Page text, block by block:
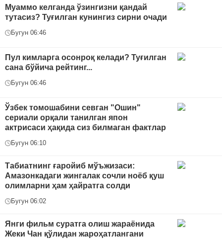
Муаммо келганда ўзингизни қандай
тутасиз? Туғилган кунингиз сирни очади
Бугун 06:46
Пул кимларга осонроқ келади? Туғилган
сана бўйича рейтинг...
Бугун 06:46
Ўзбек томошабини севган "Ошин"
сериали орқали танилган япон
актрисаси ҳақида сиз билмаган фактлар
Бугун 06:10
Табиатнинг ғаройиб мўъжизаси:
Амазонкадаги жингалак сочли ноёб қуш
олимларни ҳам ҳайратга солди
Бугун 06:02
Янги фильм суратга олиш жараёнида
Жеки Чан қўлидан жароҳатлангани